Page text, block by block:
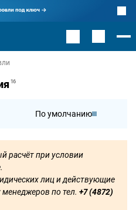
16
По умолчанию
По цене
расчёт при условии
лиц и действующие
менеджеров по тел. +7 (4872)